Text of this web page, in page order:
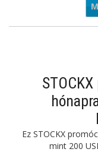
Ez STOCKX
mint 200